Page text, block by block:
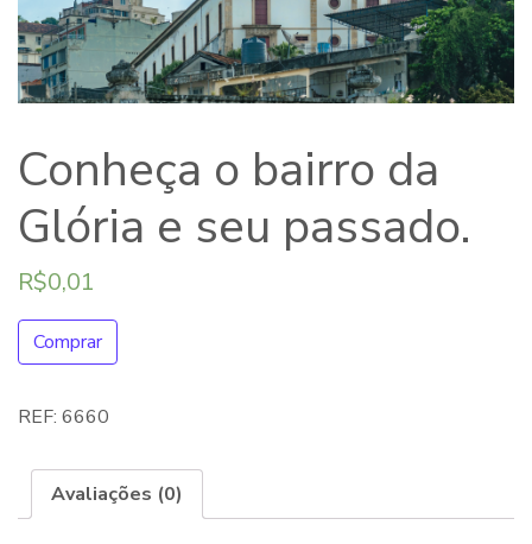
Conheça o bairro da
Glória e seu passado.
R$0,01
Comprar
REF: 6660
Avaliações (0)